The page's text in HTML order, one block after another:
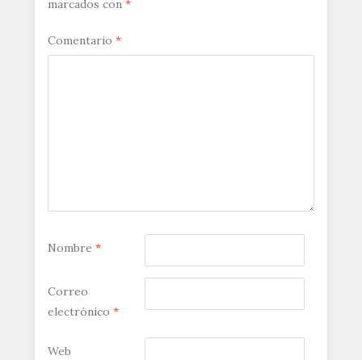
marcados con *
Comentario *
Nombre *
Correo
electrónico *
Web